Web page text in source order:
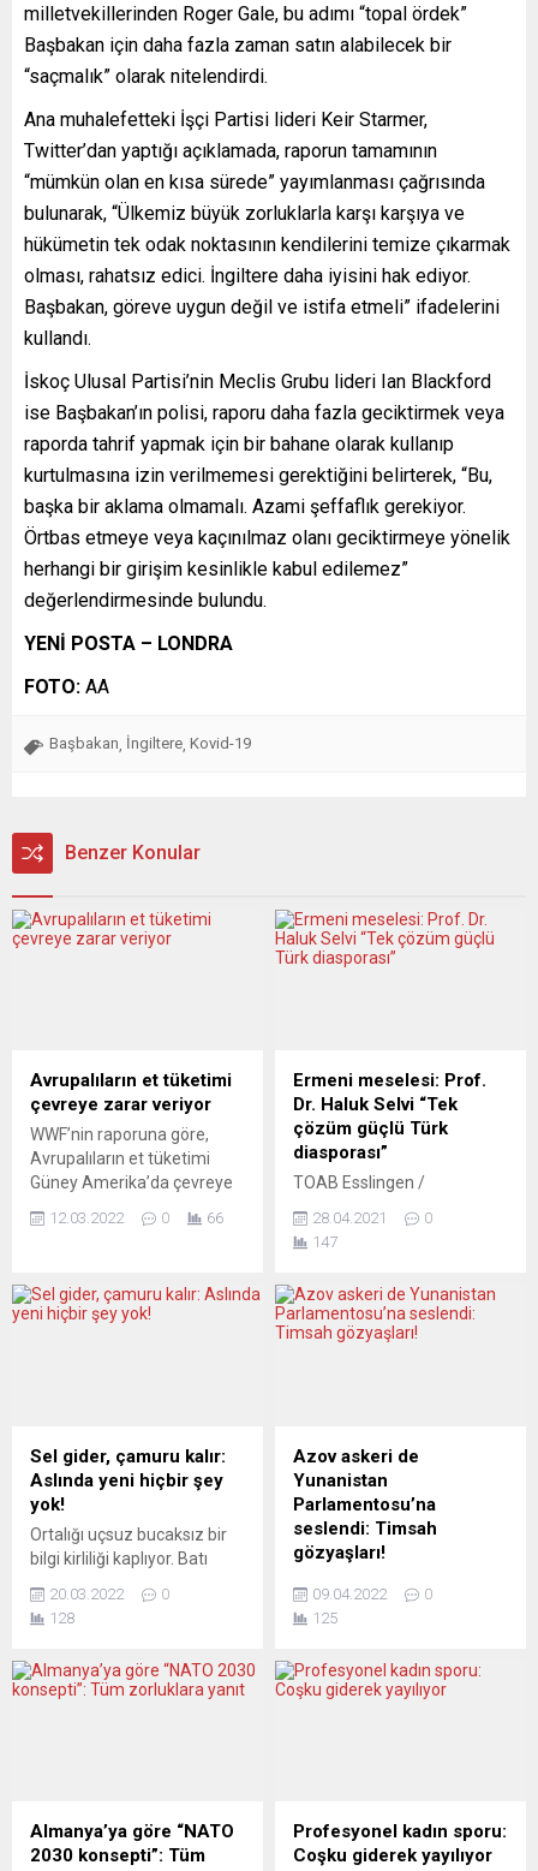
milletvekillerinden Roger Gale, bu adımı “topal ördek”
Başbakan için daha fazla zaman satın alabilecek bir
“saçmalık” olarak nitelendirdi.
Ana muhalefetteki İşçi Partisi lideri Keir Starmer,
Twitter’dan yaptığı açıklamada, raporun tamamının
“mümkün olan en kısa sürede” yayımlanması çağrısında
bulunarak, “Ülkemiz büyük zorluklarla karşı karşıya ve
hükümetin tek odak noktasının kendilerini temize çıkarmak
olması, rahatsız edici. İngiltere daha iyisini hak ediyor.
Başbakan, göreve uygun değil ve istifa etmeli” ifadelerini
kullandı.
İskoç Ulusal Partisi’nin Meclis Grubu lideri Ian Blackford
ise Başbakan’ın polisi, raporu daha fazla geciktirmek veya
raporda tahrif yapmak için bir bahane olarak kullanıp
kurtulmasına izin verilmemesi gerektiğini belirterek, “Bu,
başka bir aklama olmamalı. Azami şeffaflık gerekiyor.
Örtbas etmeye veya kaçınılmaz olanı geciktirmeye yönelik
herhangi bir girişim kesinlikle kabul edilemez”
değerlendirmesinde bulundu.
YENİ POSTA – LONDRA
FOTO: AA
Başbakan İngiltere Kovid-19
Benzer Konular
Avrupalıların et tüketimi
çevreye zarar veriyor
WWF’nin raporuna göre,
Avrupalıların et tüketimi
Güney Amerika’da çevreye
hayvan yemi olarak soyaya
işaret ediyor. Doğal
Hayatı Koruma Vakfı (WWF),
Rapora göre, Avrupa Birliği
(AB) ve...
12.03.2022 0 66
Ermeni meselesi: Prof.
Dr. Haluk Selvi “Tek
çözüm güçlü Türk
diasporası”
TOAB Esslingen /
meselesi ile ilgili toplantısına
katılan Prof. Dr. Haluk Selvi
iktisadi, askeri yönden güçlü
bir Türkiye güçlü bir Türk
İlişkileri Araştırma
Merkezi’nin kurucusu Prof.
Dr. Haluk Selvi, Esslingen-
Nürtingen Türk Okul Aile...
28.04.2021
0
147
Sel gider, çamuru kalır:
Aslında yeni hiçbir şey
yok!
Ortalığı uçsuz bucaksız bir
bilgi kirliliği kaplıyor. Batı
kirliliğe rağmen, henüz
cephede ölmeye ve cephe
fedakârlığa katlanmaya
hazır değil. Ya medya? Tüm
düşündüren haberler ve
yorumlarla dolup taşıyor....
20.03.2022
0
128
Azov askeri de
Yunanistan
Parlamentosu’na
seslendi: Timsah
gözyaşları!
perşembe günü video
konferans aracılığıyla
huzurunda bir konuşma
yaptı. Zelenskiy ayrıca,
paylaştı. Bu kişinin aşırı
milliyetçi Azov Taburu üyesi
09.04.2022
0
125
Almanya’ya göre “NATO
2030 konsepti”: Tüm
Profesyonel kadın sporu:
Coşku giderek yayılıyor